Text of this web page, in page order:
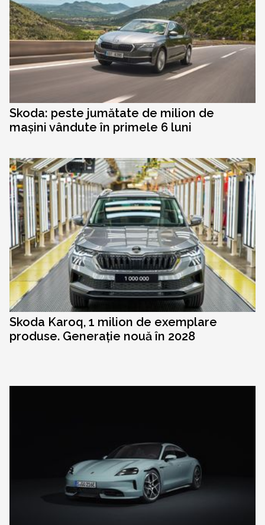
Skoda: peste jumătate de milion de
mașini vândute în primele 6 luni
Skoda Karoq, 1 milion de exemplare
produse. Generație nouă în 2028